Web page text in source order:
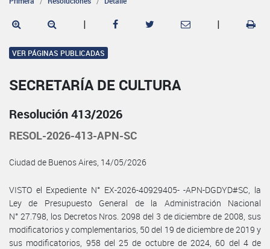
| |
VER PÁGINAS PUBLICADAS
SECRETARÍA DE CULTURA
Resolución 413/2026
RESOL-2026-413-APN-SC
Ciudad de Buenos Aires, 14/05/2026
VISTO el Expediente N° EX-2026-40929405- -APN-DGDYD#SC, la
Ley de Presupuesto General de la Administración Nacional
N° 27.798, los Decretos Nros. 2098 del 3 de diciembre de 2008, sus
modificatorios y complementarios, 50 del 19 de diciembre de 2019 y
sus modificatorios, 958 del 25 de octubre de 2024, 60 del 4 de